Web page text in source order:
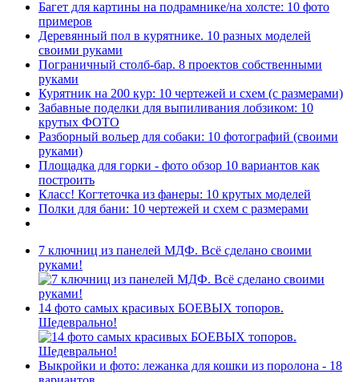
Багет для картины на подрамнике/на холсте: 10 фото
примеров
Деревянный пол в курятнике. 10 разных моделей
своими руками
Пограничный столб-бар. 8 проектов собственными
руками
Курятник на 200 кур: 10 чертежей и схем (с размерами)
Забавные поделки для выпиливания лобзиком: 10
крутых ФОТО
Разборный вольер для собаки: 10 фотографий (своими
руками)
Площадка для горки - фото обзор 10 вариантов как
построить
Класс! Когтеточка из фанеры: 10 крутых моделей
Полки для бани: 10 чертежей и схем с размерами
7 ключниц из панелей МДФ. Всё сделано своими
руками!
14 фото самых красивых БОЕВЫХ топоров.
Шедеврально!
Выкройки и фото: лежанка для кошки из поролона - 18